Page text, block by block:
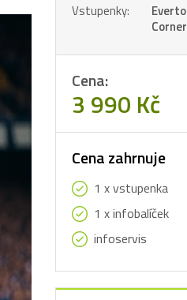
Vstupenky:
Cena:
3 990 Kč
Cena zahrnuje
1 x vstupenka
1 x infobalíček
infoservis